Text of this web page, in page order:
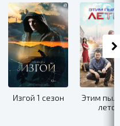
Изгой 1 сезон
Этим